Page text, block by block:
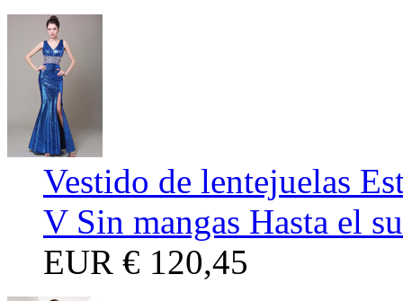
Vestido de lentejuelas
V Sin mangas Hasta el
EUR € 120,45